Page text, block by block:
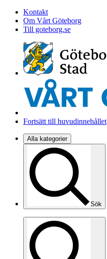
Kontakt
Om Vårt Göteborg
Till goteborg.se
Fortsätt till huvudinnehållet
Alla kategorier
Sök